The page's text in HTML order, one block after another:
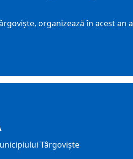
organizează în acest an a
Târgovişte